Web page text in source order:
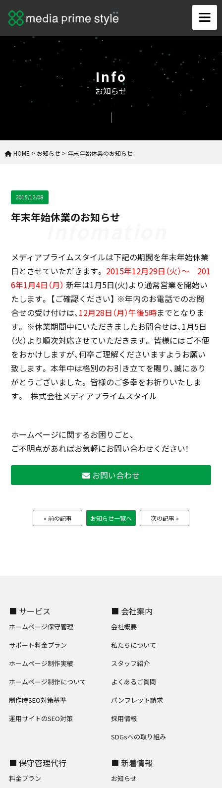
Info
お知らせ
HOME > お知らせ > 年末年始休業のお知らせ
2015/12/08
年末年始休業のお知らせ
メディアプライムスタイルは下記の期間を年末年始休業
日とさせていただきます。 2015年12月29日（火）～ 201
6年1月4日（月） 新年は1月5日(火)より通常営業を開始い
たします。 【ご確認ください】 ※年内のお電話でのお問
合せの受け付けは、12月28日（月）午後5時までとなりま
す。 ※休業期間中にいただきましたお問合せは、1月5日
（火）より順次対応させていただきます。 皆様にはご不便
をおかけしますが、何卒ご理解くださいますようお願い
致します。 本年中は格別のお引き立てを賜り、誠にあり
がとうございました。 皆様のご多幸をお祈りいたしま
す。 株式会社メディアプライムスタイル
ホームページに関するお困りごと、
ご不明点があればお気軽にお問い合わせください！
お問い合わせ
« 前の記事 お知らせ一覧へ 次の記事 »
■ サービス
ホームページ保守管理
サポート料金プラン
ホームページ制作実績
ホームページ制作について
制作時SEO対策基準
運用サイトのSEO対策
■ 会社案内
会社概要
私たちについて
スタッフ紹介
よくあるご質問
パンフレット請求
採用情報
SDGsへの取り組み
■ 保守管理代行
料金プラン
■ 新着情報
お知らせ